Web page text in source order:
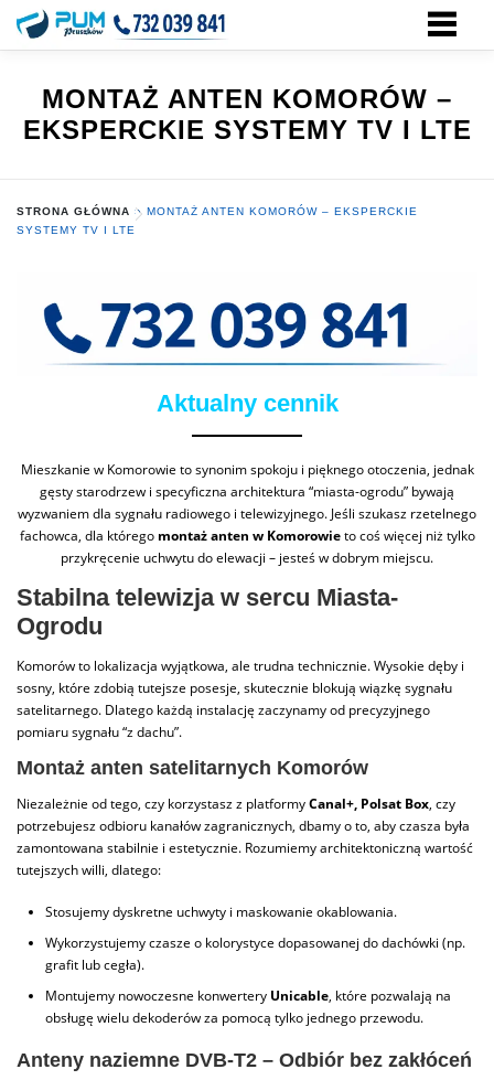
Przejdź
treści
MONTAŻ ANTEN KOMORÓW –
EKSPERCKIE SYSTEMY TV I LTE
STRONA GŁÓWNA » MONTAŻ ANTEN KOMORÓW – EKSPERCKIE
SYSTEMY TV I LTE
Aktualny cennik
Mieszkanie w Komorowie to synonim spokoju i pięknego otoczenia, jednak
gęsty starodrzew i specyficzna architektura “miasta-ogrodu” bywają
wyzwaniem dla sygnału radiowego i telewizyjnego. Jeśli szukasz rzetelnego
fachowca, dla którego montaż anten w Komorowieto coś więcej niż tylko
przykręcenie uchwytu do elewacji – jesteś w dobrym miejscu.
Stabilna telewizja w sercu Miasta-
Ogrodu
Komorów to lokalizacja wyjątkowa, ale trudna technicznie. Wysokie dęby i
sosny, które zdobią tutejsze posesje, skutecznie blokują wiązkę sygnału
satelitarnego. Dlatego każdą instalację zaczynamy od precyzyjnego
pomiaru sygnału “z dachu”.
Montaż anten satelitarnych Komorów
Niezależnie od tego, czy korzystasz z platformyCanal+, Polsat Box, czy
potrzebujesz odbioru kanałów zagranicznych, dbamy o to, aby czasza była
zamontowana stabilnie i estetycznie. Rozumiemy architektoniczną wartość
tutejszych willi, dlatego:
Stosujemy dyskretne uchwyty i maskowanie okablowania.
Wykorzystujemy czasze o kolorystyce dopasowanej do dachówki (np.
grafit lub cegła).
Montujemy nowoczesne konwertery Unicable, które pozwalają na
obsługę wielu dekoderów za pomocą tylko jednego przewodu.
Anteny naziemne DVB-T2 – Odbiór bez zakłóceń